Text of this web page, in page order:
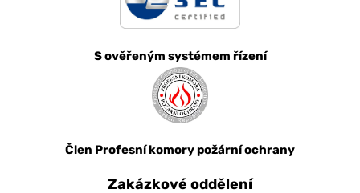
S ověřeným systémem řízení
Člen Profesní komory požární ochrany
Zakázkové oddělení